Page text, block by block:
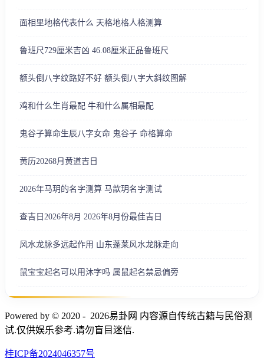
面相里地格代表什么 天格地格人格测算
鲁班尺729厘米吉凶 46.08厘米正品鲁班尺
额头倒八字纹路好不好 额头倒八字大斜纹图解
鸡和什么生肖最配 牛和什么属相最配
鬼谷子算命生辰八字女命 鬼谷子 命格算命
黄历20268月黄道吉日
2026年马玥的名字测算 马歆玥名字测试
查吉日2026年8月 2026年8月份最佳吉日
风水龙脉多远起作用 山东蓬莱风水龙脉走向
鼠宝宝起名可以用沐字吗 属鼠起名禁忌偏旁
Powered by © 2020 - 2026易卦网 内容源自传统古籍与民俗测
试.仅供娱乐参考.请勿盲目迷信.
桂ICP备2024046357号